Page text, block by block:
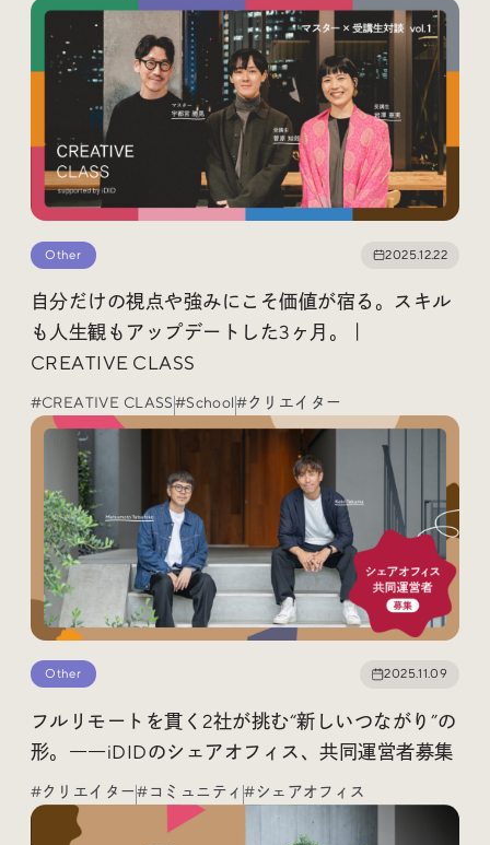
Other 2025.12.22
自分だけの視点や強みにこそ価値が宿る。スキル
も人生観もアップデートした3ヶ月。｜
CREATIVE CLASS
#CREATIVE CLASS#School#クリエイター
Other 2025.11.09
フルリモートを貫く2社が挑む“新しいつながり”の
形。――iDIDのシェアオフィス、共同運営者募集
#クリエイター #コミュニティ #シェアオフィス